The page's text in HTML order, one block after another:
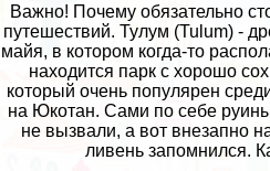
Важно! Почему обязательно
путешествий. Тулум (Tulum) -
майя, в котором когда-то
находится парк с хорошо
который очень популярен
на Юкотан. Сами по себе руины
не вызвали, а вот внезапно
ливень запомнился.